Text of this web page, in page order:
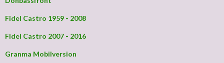
Fidel Castro 1959 - 2008
Fidel Castro 2007 - 2016
Granma Mobilversion